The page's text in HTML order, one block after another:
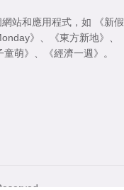
站和應用程式，如
《新假
》 《東方新地》
萌》 《經濟一週》 。